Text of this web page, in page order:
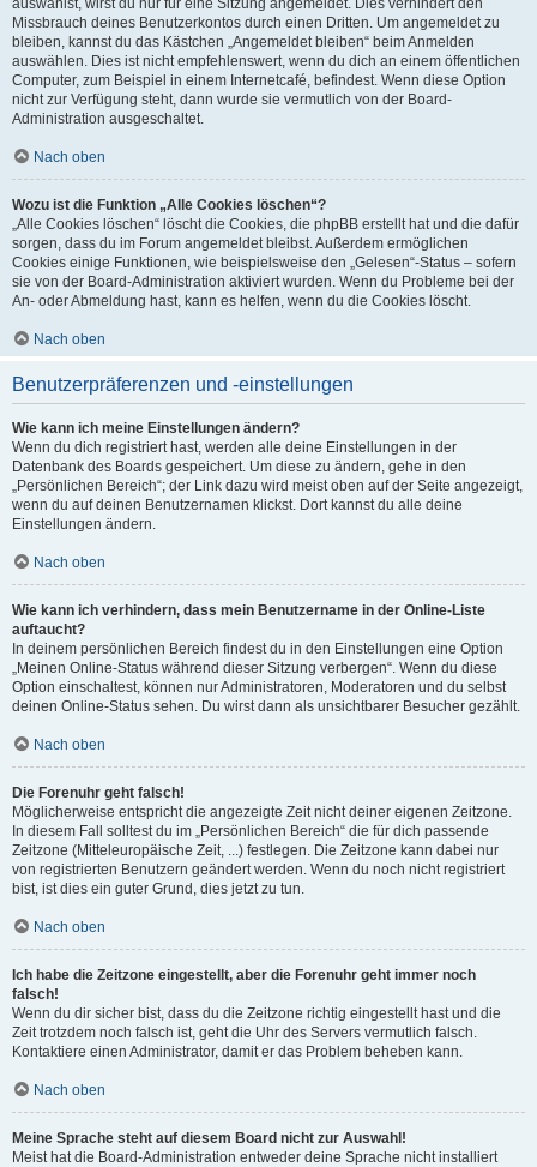
auswählst, wirst du nur für eine Sitzung angemeldet. Dies verhindert den
Missbrauch deines Benutzerkontos durch einen Dritten. Um angemeldet zu
bleiben, kannst du das Kästchen „Angemeldet bleiben“ beim Anmelden
auswählen. Dies ist nicht empfehlenswert, wenn du dich an einem öffentlichen
Computer, zum Beispiel in einem Internetcafé, befindest. Wenn diese Option
nicht zur Verfügung steht, dann wurde sie vermutlich von der Board-
Administration ausgeschaltet.
Nach oben
Wozu ist die Funktion „Alle Cookies löschen“?
„Alle Cookies löschen“ löscht die Cookies, die phpBB erstellt hat und die dafür
sorgen, dass du im Forum angemeldet bleibst. Außerdem ermöglichen
Cookies einige Funktionen, wie beispielsweise den „Gelesen“-Status – sofern
sie von der Board-Administration aktiviert wurden. Wenn du Probleme bei der
An- oder Abmeldung hast, kann es helfen, wenn du die Cookies löscht.
Nach oben
Benutzerpräferenzen und -einstellungen
Wie kann ich meine Einstellungen ändern?
Wenn du dich registriert hast, werden alle deine Einstellungen in der
Datenbank des Boards gespeichert. Um diese zu ändern, gehe in den
„Persönlichen Bereich“; der Link dazu wird meist oben auf der Seite angezeigt,
wenn du auf deinen Benutzernamen klickst. Dort kannst du alle deine
Einstellungen ändern.
Nach oben
Wie kann ich verhindern, dass mein Benutzername in der Online-Liste
auftaucht?
In deinem persönlichen Bereich findest du in den Einstellungen eine Option
„Meinen Online-Status während dieser Sitzung verbergen“. Wenn du diese
Option einschaltest, können nur Administratoren, Moderatoren und du selbst
deinen Online-Status sehen. Du wirst dann als unsichtbarer Besucher gezählt.
Nach oben
Die Forenuhr geht falsch!
Möglicherweise entspricht die angezeigte Zeit nicht deiner eigenen Zeitzone.
In diesem Fall solltest du im „Persönlichen Bereich“ die für dich passende
Zeitzone (Mitteleuropäische Zeit, ...) festlegen. Die Zeitzone kann dabei nur
von registrierten Benutzern geändert werden. Wenn du noch nicht registriert
bist, ist dies ein guter Grund, dies jetzt zu tun.
Nach oben
Ich habe die Zeitzone eingestellt, aber die Forenuhr geht immer noch
falsch!
Wenn du dir sicher bist, dass du die Zeitzone richtig eingestellt hast und die
Zeit trotzdem noch falsch ist, geht die Uhr des Servers vermutlich falsch.
Kontaktiere einen Administrator, damit er das Problem beheben kann.
Nach oben
Meine Sprache steht auf diesem Board nicht zur Auswahl!
Meist hat die Board-Administration entweder deine Sprache nicht installiert